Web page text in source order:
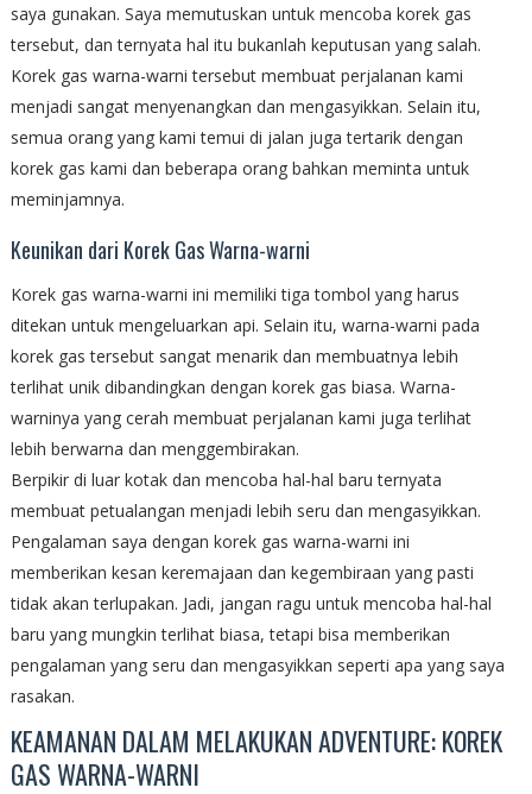
saya gunakan. Saya memutuskan untuk mencoba korek gas
tersebut, dan ternyata hal itu bukanlah keputusan yang salah.
Korek gas warna-warni tersebut membuat perjalanan kami
menjadi sangat menyenangkan dan mengasyikkan. Selain itu,
semua orang yang kami temui di jalan juga tertarik dengan
korek gas kami dan beberapa orang bahkan meminta untuk
meminjamnya.
Keunikan dari Korek Gas Warna-warni
Korek gas warna-warni ini memiliki tiga tombol yang harus
ditekan untuk mengeluarkan api. Selain itu, warna-warni pada
korek gas tersebut sangat menarik dan membuatnya lebih
terlihat unik dibandingkan dengan korek gas biasa. Warna-
warninya yang cerah membuat perjalanan kami juga terlihat
lebih berwarna dan menggembirakan.
Berpikir di luar kotak dan mencoba hal-hal baru ternyata
membuat petualangan menjadi lebih seru dan mengasyikkan.
Pengalaman saya dengan korek gas warna-warni ini
memberikan kesan keremajaan dan kegembiraan yang pasti
tidak akan terlupakan. Jadi, jangan ragu untuk mencoba hal-hal
baru yang mungkin terlihat biasa, tetapi bisa memberikan
pengalaman yang seru dan mengasyikkan seperti apa yang saya
rasakan.
KEAMANAN DALAM MELAKUKAN ADVENTURE: KOREK
GAS WARNA-WARNI